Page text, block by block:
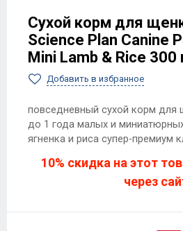
Сухой корм для
Science Plan Canine
Mini Lamb & Rice 300
Добавить в избранное
повседневный сухой корм для
до 1 года малых и
ягненка и риса супер-премиум
10% скидка на этот
через